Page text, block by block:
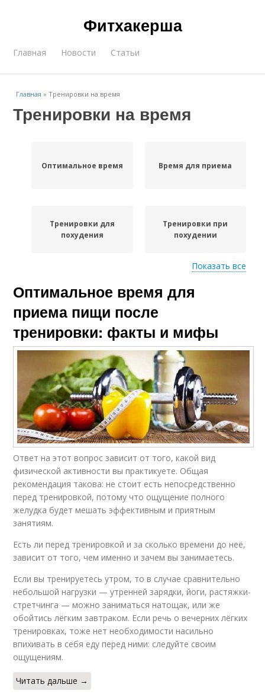
Фитхакерша
Главная Новости Статьи
Главная »Тренировки на время
Тренировки на время
Оптимальное время Время для приема
Тренировки для
похудения
Тренировки при
похудении
Тренировки при
снижении
Тренировки для
успешного похудения
Тренировки перед
тем
Утренний тренировка
Тренировки для
роста
Показать все
Оптимальное время для
приема пищи после
тренировки: факты и мифы
Ответ на этот вопрос зависит от того, какой вид
физической активности вы практикуете. Общая
рекомендация такова: не стоит есть непосредственно
перед тренировкой, потому что ощущение полного
желудка будет мешать эффективным и приятным
занятиям.
Есть ли перед тренировкой и за сколько времени до неё,
зависит от того, чем именно и зачем вы занимаетесь.
Если вы тренируетесь утром, то в случае сравнительно
небольшой нагрузки — утренней зарядки, йоги, растяжки-
стретчинга — можно заниматься натощак, или же
обойтись лёгким завтраком. Если речь о вечерних лёгких
тренировках, тоже нет необходимости насильно
впихивать в себя еду перед ними: следуйте своим
ощущениям.
Читать дальше →